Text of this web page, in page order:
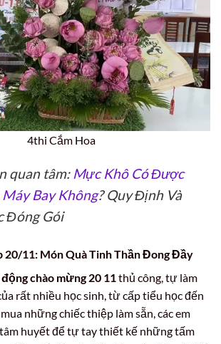
4thi Cắm Hoa
quan tâm: Mực Khô Có Được
Bay Không? Quy Định Và
Đóng Gói
20/11: Món Quà Tinh Thần Đong Đầy
chào mừng 20 11thủ công, tự làm
rất nhiều học sinh, từ cấp tiểu học đến
những chiếc thiệp làm sẵn, các em
huyết để tự tay thiết kế những tấm